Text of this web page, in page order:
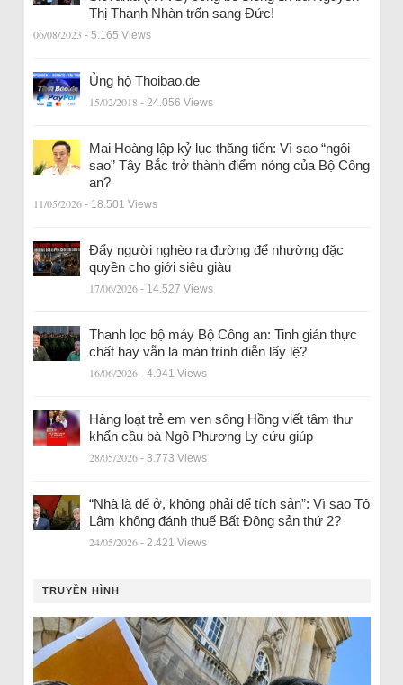
Thị Thanh Nhàn trốn sang Đức!
06/08/2023 - 5.165 Views
Ủng hộ Thoibao.de
15/02/2018 - 24.056 Views
Mai Hoàng lập kỷ lục thăng tiến: Vì sao “ngôi
sao” Tây Bắc trở thành điểm nóng của Bộ Công
an?
11/05/2026 - 18.501 Views
Đẩy người nghèo ra đường để nhường đặc
quyền cho giới siêu giàu
17/06/2026 - 14.527 Views
Thanh lọc bộ máy Bộ Công an: Tinh giản thực
chất hay vẫn là màn trình diễn lấy lệ?
16/06/2026 - 4.941 Views
Hàng loạt trẻ em ven sông Hồng viết tâm thư
khẩn cầu bà Ngô Phương Ly cứu giúp
28/05/2026 - 3.773 Views
“Nhà là để ở, không phải để tích sản”: Vì sao Tô
Lâm không đánh thuế Bất Động sản thứ 2?
24/05/2026 - 2.421 Views
TRUYỀN HÌNH